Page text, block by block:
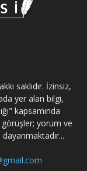
saklıdır. İzinsiz,
yer alan bilgi,
kapsamında
yorum ve